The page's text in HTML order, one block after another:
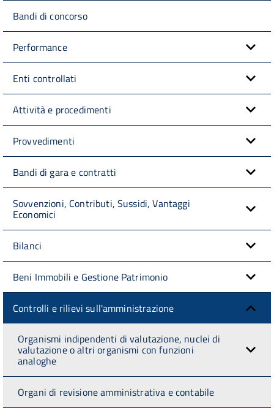
Bandi di concorso
Performance
Enti controllati
Attività e procedimenti
Provvedimenti
Bandi di gara e contratti
Sovvenzioni, Contributi, Sussidi, Vantaggi
Economici
Bilanci
Beni Immobili e Gestione Patrimonio
Controlli e rilievi sull'amministrazione
Organismi indipendenti di valutazione, nuclei di
valutazione o altri organismi con funzioni
analoghe
Organi di revisione amministrativa e contabile